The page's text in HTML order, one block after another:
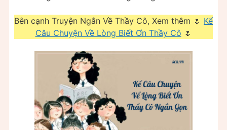
Bên cạnh Truyện Ngắn Về Thầy Cô, Xem thêm 🌷 Kể
Câu Chuyện Về Lòng Biết Ơn Thầy Cô 🌷